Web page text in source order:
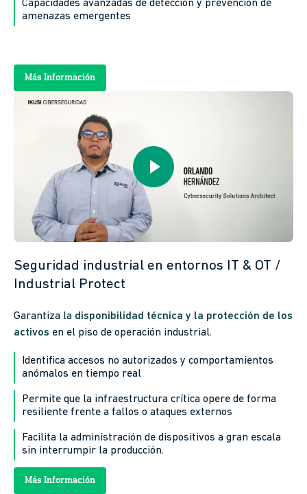
Capacidades avanzadas de detección y prevención de
amenazas emergentes
Más Información
Seguridad industrial en entornos IT & OT /
Industrial Protect
Garantiza la disponibilidad técnica y la protección de los
activos en el piso de operación industrial.
Identifica accesos no autorizados y comportamientos
anómalos en tiempo real
Permite que la infraestructura crítica opere de forma
resiliente frente a fallos o ataques externos
Facilita la administración de dispositivos a gran escala
sin interrumpir la producción.
Más Información